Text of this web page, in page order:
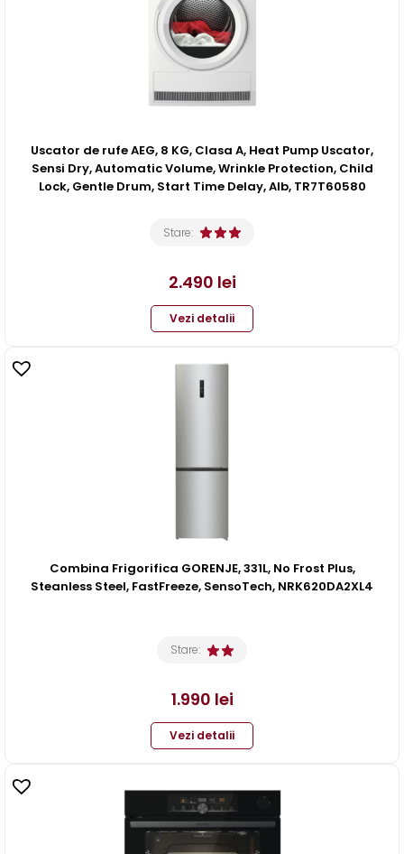
Uscator de rufe AEG, 8 KG, Clasa A, Heat Pump Uscator,
Sensi Dry, Automatic Volume, Wrinkle Protection, Child
Lock, Gentle Drum, Start Time Delay, Alb, TR7T60580
Stare:
2.490 lei
Vezi detalii
Combina Frigorifica GORENJE, 331L, No Frost Plus,
Steanless Steel, FastFreeze, SensoTech, NRK620DA2XL4
Stare:
1.990 lei
Vezi detalii